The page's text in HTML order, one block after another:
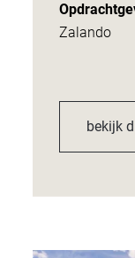
Zalando
bekijk